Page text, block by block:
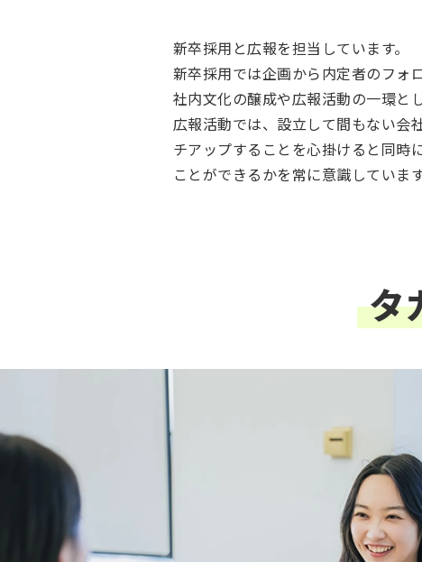
新卒採用と広報を担当しています。
新卒採用では企画から内定者のフォ
社内文化の醸成や広報活動の一環と
広報活動では、設立して間もない会
チアップすることを心掛けると同時
ことができるかを常に意識していま
タ